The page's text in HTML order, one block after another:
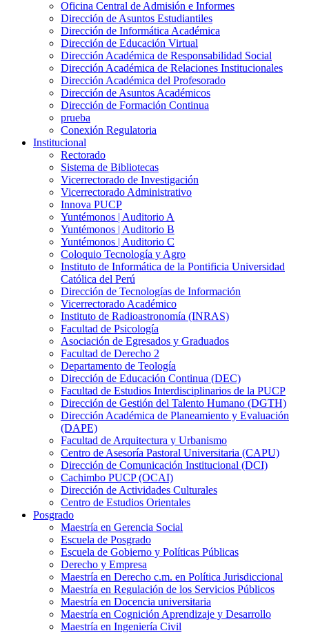
Oficina Central de Admisión e Informes
Dirección de Asuntos Estudiantiles
Dirección de Informática Académica
Dirección de Educación Virtual
Dirección Académica de Responsabilidad Social
Dirección Académica de Relaciones Institucionales
Dirección Académica del Profesorado
Dirección de Asuntos Académicos
Dirección de Formación Continua
prueba
Conexión Regulatoria
Institucional
Rectorado
Sistema de Bibliotecas
Vicerrectorado de Investigación
Vicerrectorado Administrativo
Innova PUCP
Yuntémonos | Auditorio A
Yuntémonos | Auditorio B
Yuntémonos | Auditorio C
Coloquio Tecnología y Agro
Instituto de Informática de la Pontificia Universidad
Católica del Perú
Dirección de Tecnologías de Información
Vicerrectorado Académico
Instituto de Radioastronomía (INRAS)
Facultad de Psicología
Asociación de Egresados y Graduados
Facultad de Derecho 2
Departamento de Teología
Dirección de Educación Continua (DEC)
Facultad de Estudios Interdisciplinarios de la PUCP
Dirección de Gestión del Talento Humano (DGTH)
Dirección Académica de Planeamiento y Evaluación
(DAPE)
Facultad de Arquitectura y Urbanismo
Centro de Asesoría Pastoral Universitaria (CAPU)
Dirección de Comunicación Institucional (DCI)
Cachimbo PUCP (OCAI)
Dirección de Actividades Culturales
Centro de Estudios Orientales
Posgrado
Maestría en Gerencia Social
Escuela de Posgrado
Escuela de Gobierno y Políticas Públicas
Derecho y Empresa
Maestría en Derecho c.m. en Política Jurisdiccional
Maestría en Regulación de los Servicios Públicos
Maestría en Docencia universitaria
Maestría en Cognición Aprendizaje y Desarrollo
Maestría en Ingeniería Civil